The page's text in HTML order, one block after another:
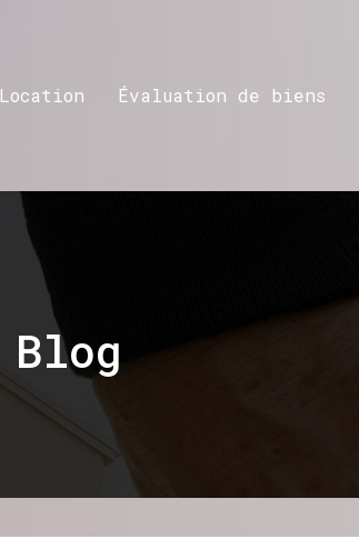
Location Évaluation de biens
Blog